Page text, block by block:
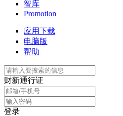
智库
Promotion
应用下载
电脑版
帮助
财新通行证
登录